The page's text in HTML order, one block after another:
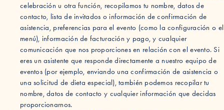
celebración u otra función, recopilamos tu nombre, datos de
contacto, lista de invitados o información de confirmación de
asistencia, preferencias para el evento (como la configuración o el
menú), información de facturación y pago, y cualquier
comunicación que nos proporciones en relación con el evento. Si
eres un asistente que responde directamente a nuestro equipo de
eventos (por ejemplo, enviando una confirmación de asistencia o
una solicitud de dieta especial), también podemos recopilar tu
nombre, datos de contacto y cualquier información que decidas
proporcionarnos.